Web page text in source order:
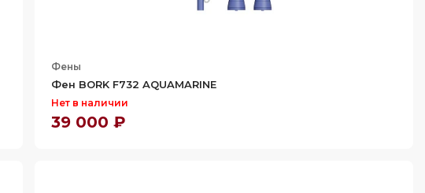
Фены
Фен BORK F732 AQUAMARINE
Нет в наличии
39 000 ₽